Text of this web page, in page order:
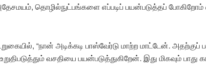
தொழில்நுட்பங்களை எப்படிப் பயன்படுத்தப் போகிறோம்
“நான் அடிக்கடி பாஸ்வேர்டு மாற்ற மாட்டேன். அதற்குப்
வசதியை பயன்படுத்துகிறேன். இது மிகவும் பாது